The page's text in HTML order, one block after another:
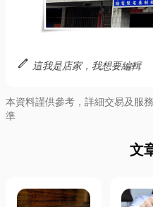
edit 這我是店家，我想要編輯
本資料謹供參考，詳細交易及服
準
文